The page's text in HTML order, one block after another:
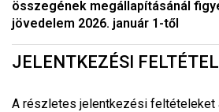
összegének megállapításánál
jövedelem 2026. január 1-től
JELENTKEZÉSI
A részletes jelentkezési feltételeket